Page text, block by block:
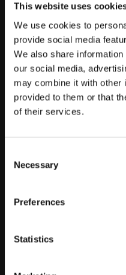
This website uses
We use cookies to
provide social media
We also share
our social media,
may combine it with other
provided to them or that
of their services.
Selection
Necessary
Preferences
Statistics
Måndag -